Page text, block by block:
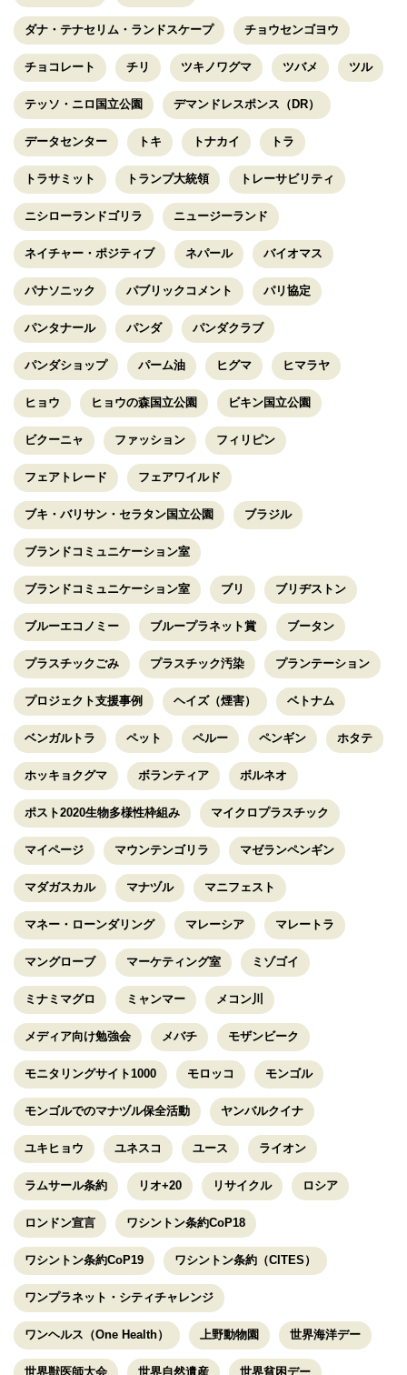
ダナ・テナセリム・ランドスケープ チョウセンゴヨウ
チョコレート チリ ツキノワグマ ツバメ ツル
テッソ・ニロ国立公園 デマンドレスポンス（DR）
データセンター トキ トナカイ トラ
トラサミット トランプ大統領 トレーサビリティ
ニシローランドゴリラ ニュージーランド
ネイチャー・ポジティブ ネパール バイオマス
パナソニック パブリックコメント パリ協定
パンタナール パンダ パンダクラブ
パンダショップ パーム油 ヒグマ ヒマラヤ
ヒョウ ヒョウの森国立公園 ビキン国立公園
ビクーニャ ファッション フィリピン
フェアトレード フェアワイルド
ブキ・バリサン・セラタン国立公園 ブラジル
ブランドコミュニケーション室
ブランドコミュニケーション室 ブリ ブリヂストン
ブルーエコノミー ブループラネット賞 ブータン
プラスチックごみ プラスチック汚染 プランテーション
プロジェクト支援事例 ヘイズ（煙害） ベトナム
ベンガルトラ ペット ペルー ペンギン ホタテ
ホッキョクグマ ボランティア ボルネオ
ポスト2020生物多様性枠組み マイクロプラスチック
マイページ マウンテンゴリラ マゼランペンギン
マダガスカル マナヅル マニフェスト
マネー・ローンダリング マレーシア マレートラ
マングローブ マーケティング室 ミゾゴイ
ミナミマグロ ミャンマー メコン川
メディア向け勉強会 メバチ モザンビーク
モニタリングサイト1000 モロッコ モンゴル
モンゴルでのマナヅル保全活動 ヤンバルクイナ
ユキヒョウ ユネスコ ユース ライオン
ラムサール条約 リオ+20 リサイクル ロシア
ロンドン宣言 ワシントン条約CoP18
ワシントン条約CoP19 ワシントン条約（CITES）
ワンプラネット・シティチャレンジ
ワンヘルス（One Health） 上野動物園 世界海洋デー
世界獣医師大会 世界自然遺産 世界貧困デー